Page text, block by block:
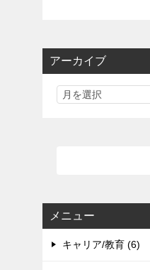
アーカイブ
メニュー
キャリア/教育 (6)